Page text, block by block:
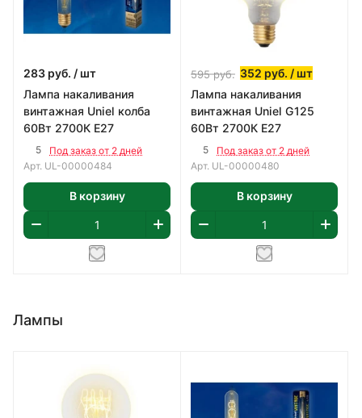
283 руб. / шт
Лампа накаливания
винтажная Uniel колба
60Вт 2700К Е27
5
Под заказ от 2 дней
Арт. UL-00000484
В корзину
595руб. 352 руб. / шт
Лампа накаливания
винтажная Uniel G125
60Вт 2700К Е27
5
Под заказ от 2 дней
Арт. UL-00000480
В корзину
Лампы